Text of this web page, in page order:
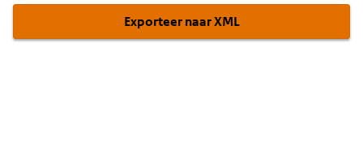
Exporteer naar XML